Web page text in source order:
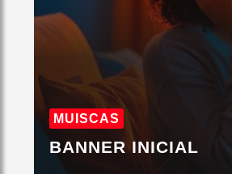
MUISCAS
BANNER INICIAL